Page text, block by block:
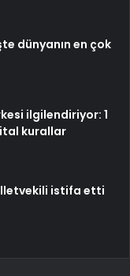
dünyanın en çok
ilgilendiriyor: 1
kurallar
istifa etti